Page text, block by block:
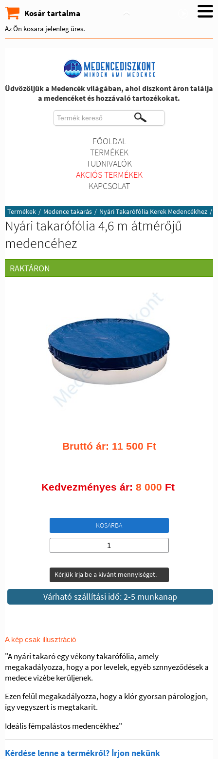
Kosár tartalma
Az Ön kosara jelenleg üres.
Üdvözöljük a Medencék világában, ahol diszkont áron találja
a medencéket és hozzávaló tartozékokat.
FŐOLDAL
TERMÉKEK
TUDNIVALÓK
AKCIÓS TERMÉKEK
KAPCSOLAT
Termékek / Medence takarás / Nyári Takarófólia Kerek Medencékhez /
Nyári takarófólia 4,6 m átmérőjű
medencéhez
RAKTÁRON
Bruttó ár: 11 500 Ft
Kedvezményes ár: 8 000 Ft
KOSARBA
Kérjük írja be a kivánt mennyiséget.
Várható szállítási idő: 2-5 munkanap
A kép csak illusztráció
"A nyári takaró egy vékony takarófólia, amely
megakadályozza, hogy a por levelek, egyéb sznnyeződések a
medece vizébe kerüljenek.
Ezen felül megakadályozza, hogy a klór gyorsan párologjon,
így vegyszert is megtakarít.
Ideális fémpalástos medencékhez"
Kérdése lenne a termékről? Írjon nekünk